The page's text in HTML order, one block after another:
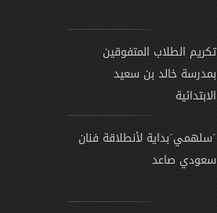
تكريم الطلاب المتفوقين
بمدرسة خالد بن سعيد
الابتدائية
´سلهمي´بداية لأنطلاقة فنان
سعودي صاعد